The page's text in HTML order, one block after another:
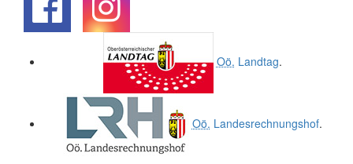
Oö. Landtag.
Oö. Landesrechnungshof.